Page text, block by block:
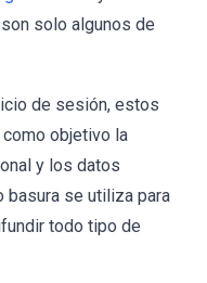
solo algunos de
de sesión, estos
objetivo la
y los datos
basura se utiliza para
todo tipo de